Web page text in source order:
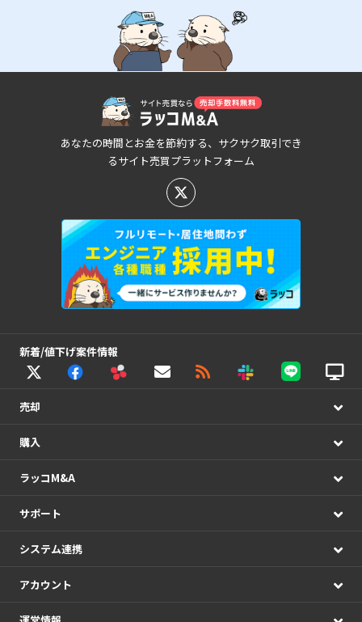
あなたの時間とお金を節約する、サクサク取引でき
るサイト売買プラットフォーム
新着/値下げ案件情報
売却
購入
ラッコM&A
サポート
システム連携
アカウント